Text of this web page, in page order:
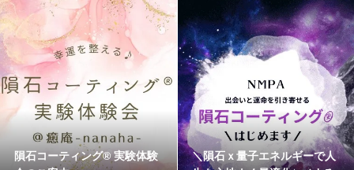
隕石コーティング®︎ 実験体験
＼隕石ｘ量子エネルギーで人